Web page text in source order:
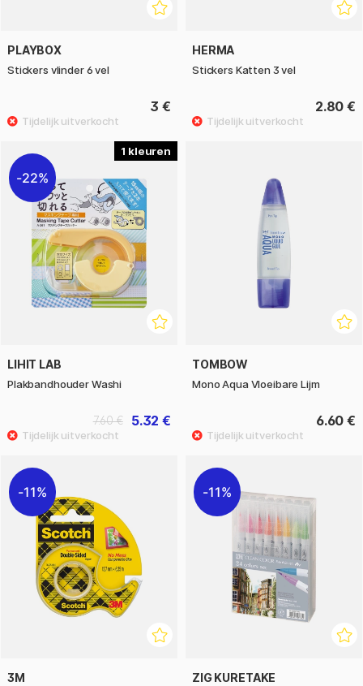
PLAYBOX
Stickers vlinder 6 vel
3 €
HERMA
Stickers Katten 3 vel
2.80 €
1
22%
LIHIT LAB
Plakbandhouder Washi
5.32 €
7.60 €
TOMBOW
Mono Aqua Vloeibare Lijm
6.60 €
11%
3M
11%
ZIG KURETAKE